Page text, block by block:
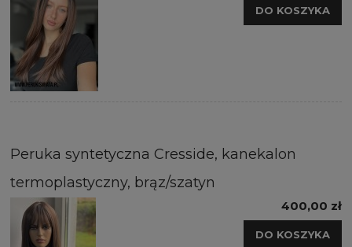
DO KOSZYKA
Peruka syntetyczna Cresside, kanekalon
termoplastyczny, brąz/szatyn
400,00 zł
DO KOSZYKA